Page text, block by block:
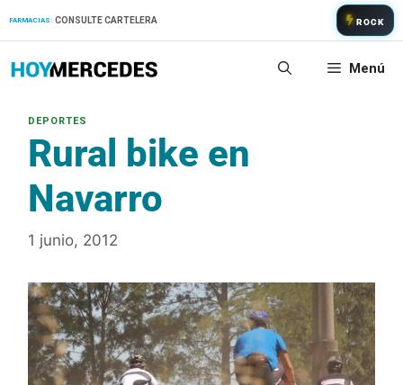
FARMACIAS: CONSULTE CARTELERA ROCK
Menú
Rural bike en
Navarro
1 junio, 2012